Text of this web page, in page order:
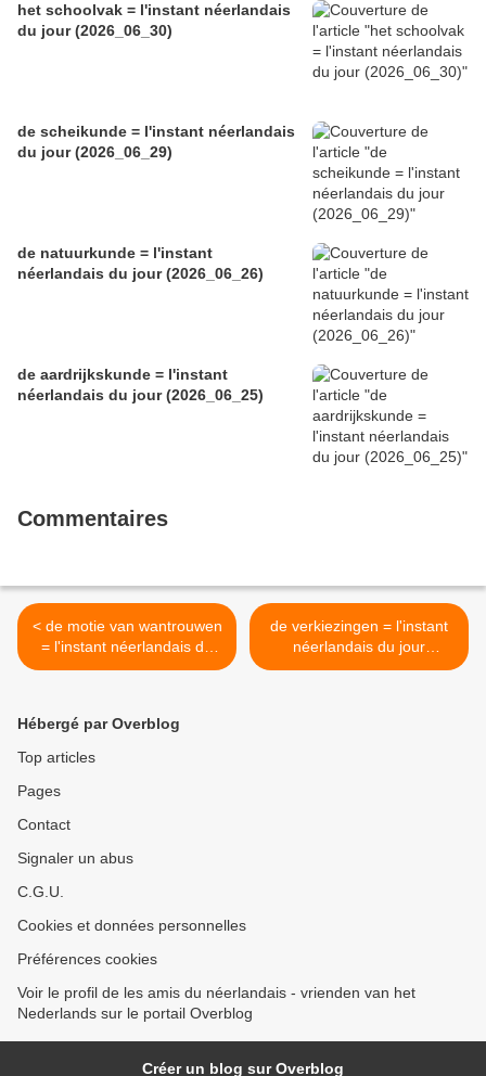
het schoolvak = l'instant néerlandais
du jour (2026_06_30)
de scheikunde = l'instant néerlandais
du jour (2026_06_29)
de natuurkunde = l'instant
néerlandais du jour (2026_06_26)
de aardrijkskunde = l'instant
néerlandais du jour (2026_06_25)
Commentaires
< de motie van wantrouwen
= l'instant néerlandais du
jour (2025_09_18)
de verkiezingen = l'instant
néerlandais du jour
(2025_09_19) >
Hébergé par Overblog
Top articles
Pages
Contact
Signaler un abus
C.G.U.
Cookies et données personnelles
Préférences cookies
Voir le profil de les amis du néerlandais - vrienden van het
Nederlands sur le portail Overblog
Créer un blog sur Overblog